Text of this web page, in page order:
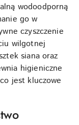
wodoodporną
go w
czyszczenie
wilgotnej
siana oraz
higieniczne
jest kluczowe